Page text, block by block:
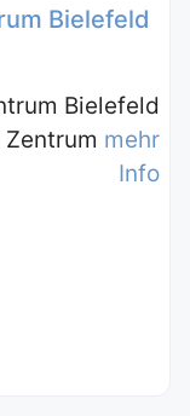
Bielefeld
Bielefeld
mehr
Info